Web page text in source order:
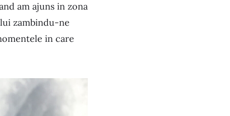
am ajuns in zona
zambindu-ne
in care